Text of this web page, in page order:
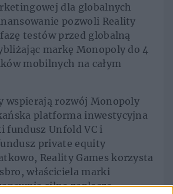
dla globalnych
pozwoli Reality
testów przed globalną
markę Monopoly do 4
mobilnych na całym
wspierają rozwój Monopoly
platforma inwestycyjna
fundusz Unfold VC i
private equity
Reality Games korzysta
właściciela marki
silne zaplecze